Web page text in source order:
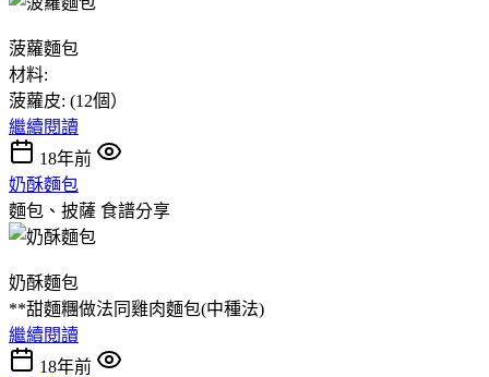
菠蘿麵包
材料:
菠蘿皮: (12個）
繼續閱讀
18年前
奶酥麵包
麵包、披薩 食譜分享
奶酥麵包
**甜麵糰做法同雞肉麵包(中種法)
繼續閱讀
18年前